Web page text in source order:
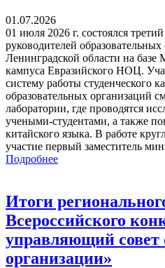
01.07.2026
01 июля 2026 г. состоялся
руководителей
Ленинградской области на базе
кампуса Евразийского НОЦ.
систему работы студенческого
образовательных организаций
лаборатории, где проводятся
учеными-студентами, а также
китайского языка. В работе
участие первый заместитель
Подробнее
Итоги
Всероссийского
управляющий совет
организации»